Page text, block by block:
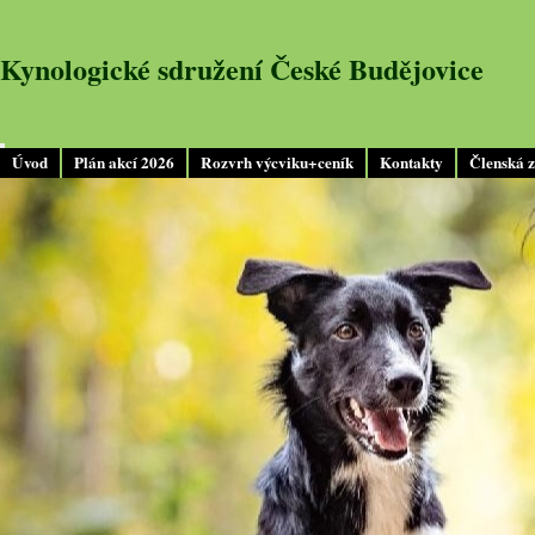
Úvod Plán akcí 2026 Rozvrh výcviku+ceník Kontakty Členská
Kynologické sdružení České Budějovice